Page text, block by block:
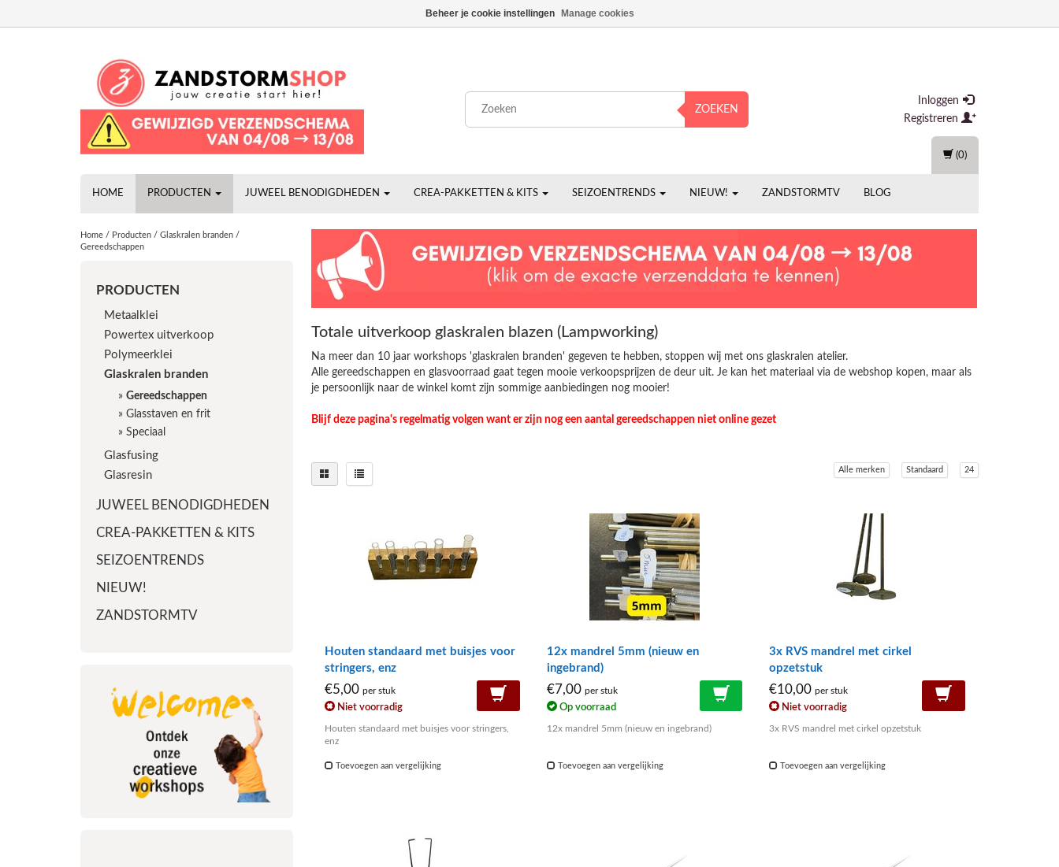
ZOEKEN
Inloggen
Registreren
HOME PRODUCTEN JUWEEL BENODIGDHEDEN CREA-PAKKETTEN & KITS SEIZOENTRENDS NIEUW! ZANDSTORMTV BLOG
(0)
Home / Producten / Glaskralen branden /
Gereedschappen
PRODUCTEN
Metaalklei
Powertex uitverkoop
Polymeerklei
Glaskralen branden
» Gereedschappen
» Glasstaven en frit
» Speciaal
Glasfusing
Glasresin
JUWEEL BENODIGDHEDEN
CREA-PAKKETTEN & KITS
SEIZOENTRENDS
NIEUW!
ZANDSTORMTV
Totale uitverkoop glaskralen blazen (Lampworking)
Na meer dan 10 jaar workshops 'glaskralen branden' gegeven te hebben, stoppen wij met ons glaskralen atelier.
Alle gereedschappen en glasvoorraad gaat tegen mooie verkoopsprijzen de deur uit. Je kan het materiaal via de webshop kopen, maar als
je persoonlijk naar de winkel komt zijn sommige aanbiedingen nog mooier!
Blijf deze pagina's regelmatig volgen want er zijn nog een aantal gereedschappen niet online gezet
Alle merken Standaard 24
Houten standaard met buisjes voor
stringers, enz
€5,00 per stuk
Niet voorradig
Houten standaard met buisjes voor stringers,
enz
Toevoegen aan vergelijking
12x mandrel 5mm (nieuw en
ingebrand)
€7,00 per stuk
Op voorraad
12x mandrel 5mm (nieuw en ingebrand)
Toevoegen aan vergelijking
3x RVS mandrel met cirkel
opzetstuk
€10,00per stuk
Niet voorradig
3x RVS mandrel met cirkel opzetstuk
Toevoegen aan vergelijking
Beheer je cookie instellingen Manage cookies